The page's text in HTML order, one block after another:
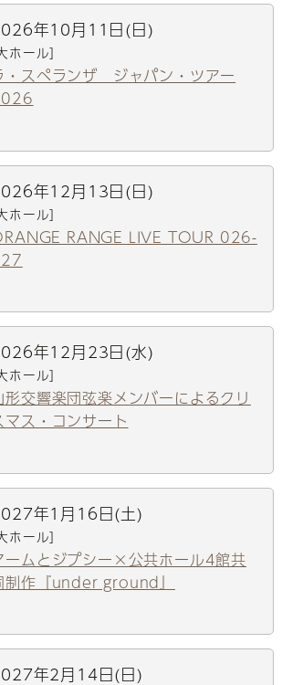
年10月11日(日)
ホール]
・スペランザ ジャパン・ツアー
年12月13日(日)
ホール]
RANGE LIVE TOUR 026-
年12月23日(水)
ホール]
形交響楽団弦楽メンバーによるクリ
マス・コンサート
年1月16日(土)
ホール]
ームとジプシー×公共ホール4館共
制作『under ground』
年2月14日(日)